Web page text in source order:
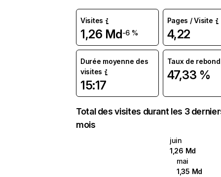
Visites
1,26 Md-6 %
Pages / Visite
4,22
Durée moyenne des
visites
15:17
Taux de rebond
47,33 %
Total des visites durant les 3
mois
juin
1,26 Md
mai
1,35 Md